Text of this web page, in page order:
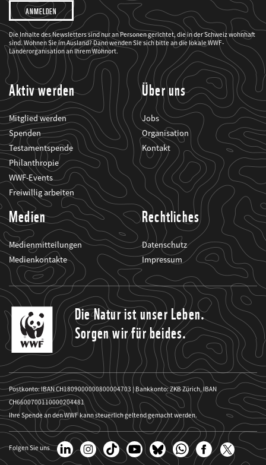
Ich
möchte,
dass
der
WWF
mich
über
seine
Projekte
informiert.
Die Inhalte des Newsletters sind nur an Personen gerichtet, die in der Schweiz wohnhaft
sind. Wohnen Sie im Ausland? Dann wenden Sie sich bitte an die lokale WWF-
Länderorganisation an Ihrem Wohnort.
Aktiv werden
Mitglied werden
Spenden
Testamentspende
Philanthropie
WWF-Events
Freiwillig arbeiten
Über uns
Jobs
Organisation
Kontakt
Medien
Medienmitteilungen
Medienkontakte
Rechtliches
Datenschutz
Impressum
Die Natur ist unser Leben.
Sorgen wir für beides.
Postkonto: IBAN CH1809000000800004703 | Bankkonto: ZKB Zürich, IBAN
CH6600700110000204481
Ihre Spende an den WWF kann steuerlich geltend gemacht werden.
Folgen Sie uns